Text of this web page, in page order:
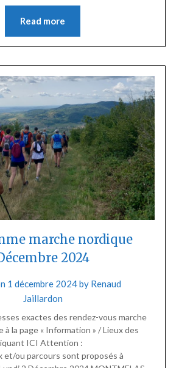
Read more
marche nordique
2024
1 décembre 2024by Renaud
Jaillardon
exactes des rendez-vous marche
à la page « Information » / Lieux des
ICI Attention :
et/ou parcours sont proposés à